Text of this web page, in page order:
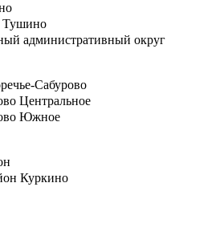
административный округ
Сабурово
Центральное
Южное
Куркино